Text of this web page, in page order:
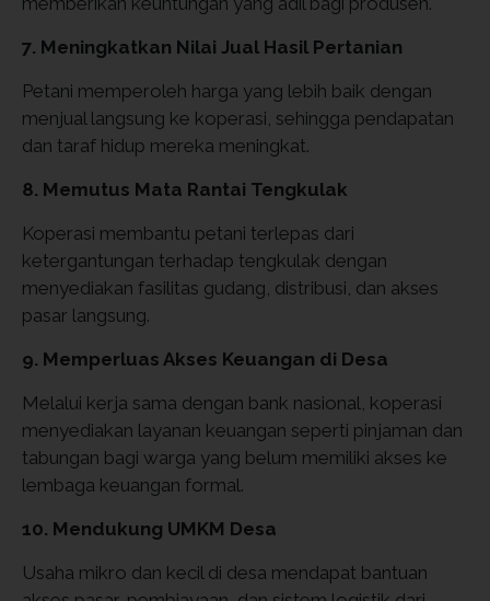
7. Meningkatkan Nilai Jual Hasil Pertanian
Petani memperoleh harga yang lebih baik dengan
menjual langsung ke koperasi, sehingga pendapatan
dan taraf hidup mereka meningkat.
8. Memutus Mata Rantai Tengkulak
Koperasi membantu petani terlepas dari
ketergantungan terhadap tengkulak dengan
menyediakan fasilitas gudang, distribusi, dan akses
pasar langsung.
9. Memperluas Akses Keuangan di Desa
Melalui kerja sama dengan bank nasional, koperasi
menyediakan layanan keuangan seperti pinjaman dan
tabungan bagi warga yang belum memiliki akses ke
lembaga keuangan formal.
10. Mendukung UMKM Desa
Usaha mikro dan kecil di desa mendapat bantuan